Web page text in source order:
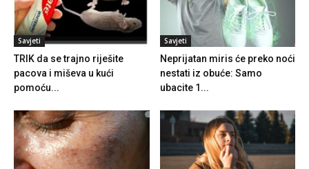
Savjeti
TRIK da se trajno riješite
pacova i miševa u kući
pomoću...
Savjeti
Neprijatan miris će preko noći
nestati iz obuće: Samo
ubacite 1...